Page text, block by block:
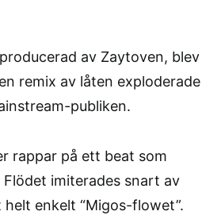
av Zaytoven, blev
remix av låten exploderade
publiken.
rappar på ett beat som
imiterades snart av
enkelt “Migos-flowet”.